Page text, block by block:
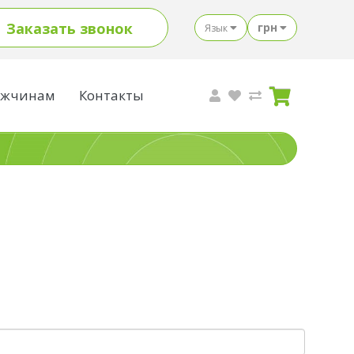
Заказать звонок Язык грн
Контакты